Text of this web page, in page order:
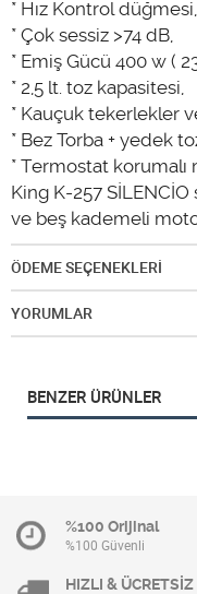
* Hız Kontrol düğmesi,
* Çok sessiz >74 dB,
* Emiş Gücü 400 w (
* 2,5 lt. toz kapasitesi,
* Kauçuk tekerlekler
* Bez Torba + yedek
* Termostat korumalı
King K-257
ve beş kademeli
ÖDEME SEÇENEKLERİ
YORUMLAR
BENZER ÜRÜNLER
%100 Orijinal
%100 Güvenli
HIZLI & ÜCRETSİZ